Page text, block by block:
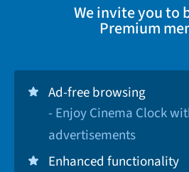
We invite you to
Premium
Ad-free browsing
- Enjoy Cinema Clock
advertisements
Enhanced functionality